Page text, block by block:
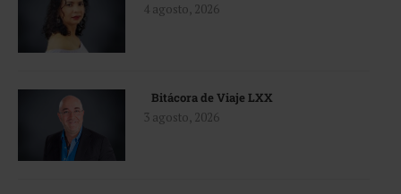
4 agosto, 2026
Bitácora de Viaje LXX
3 agosto, 2026